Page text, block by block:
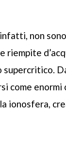
non
come
ionosfera,